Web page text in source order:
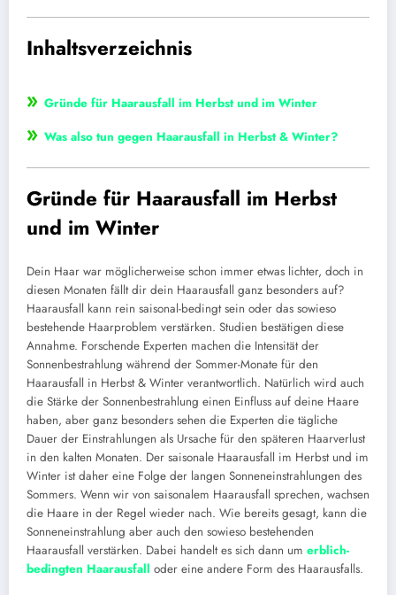
Inhaltsverzeichnis
» Gründe für Haarausfall im Herbst und im Winter
» Was also tun gegen Haarausfall in Herbst & Winter?
Gründe für Haarausfall im Herbst
und im Winter
Dein Haar war möglicherweise schon immer etwas lichter, doch in
diesen Monaten fällt dir dein Haarausfall ganz besonders auf?
Haarausfall kann rein saisonal-bedingt sein oder das sowieso
bestehende Haarproblem verstärken. Studien bestätigen diese
Annahme. Forschende Experten machen die Intensität der
Sonnenbestrahlung während der Sommer-Monate für den
Haarausfall in Herbst & Winter verantwortlich. Natürlich wird auch
die Stärke der Sonnenbestrahlung einen Einfluss auf deine Haare
haben, aber ganz besonders sehen die Experten die tägliche
Dauer der Einstrahlungen als Ursache für den späteren Haarverlust
in den kalten Monaten. Der saisonale Haarausfall im Herbst und im
Winter ist daher eine Folge der langen Sonneneinstrahlungen des
Sommers. Wenn wir von saisonalem Haarausfall sprechen, wachsen
die Haare in der Regel wieder nach. Wie bereits gesagt, kann die
Sonneneinstrahlung aber auch den sowieso bestehenden
Haarausfall verstärken. Dabei handelt es sich dann um erblich-
bedingten Haarausfall oder eine andere Form des Haarausfalls.